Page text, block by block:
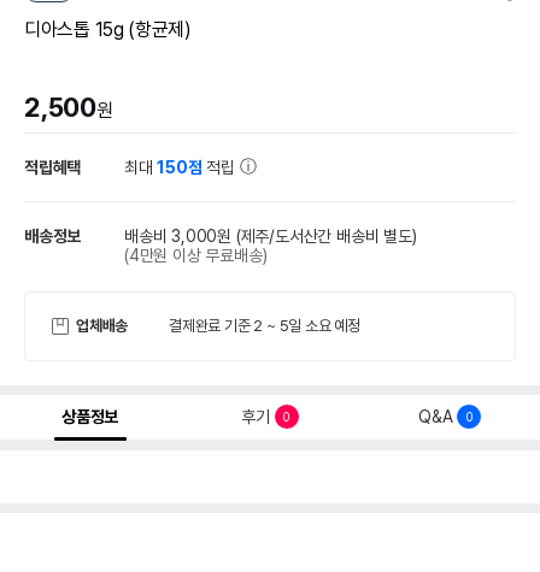
디아스톱 15g (항균제)
2,500원
적립혜택 최대150점 적립
배송정보 배송비 3,000원 (제주/도서산간 배송비 별도)
(4만원 이상 무료배송)
업체배송 결제완료 기준 2 ~ 5일 소요 예정
상품정보 후기 0 Q&A 0